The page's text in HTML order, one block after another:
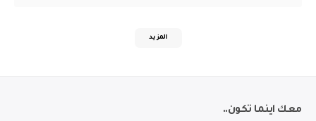
المزيد
معك اينما تكون..